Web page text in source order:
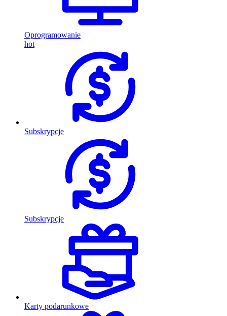
Oprogramowanie
hot
Subskrypcje
Subskrypcje
Karty podarunkowe